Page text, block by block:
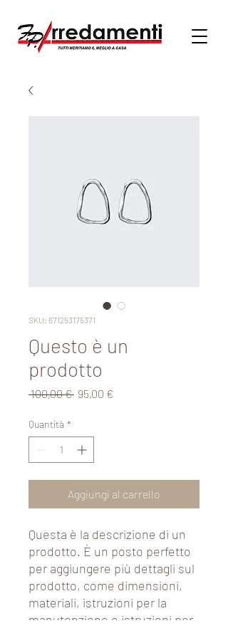
SKU: 671253175371
Questo è un
prodotto
100,00 € Prezzo
95,00 €
Quantità *
Aggiungi al carrello
Questa è la descrizione di un
prodotto. È un posto perfetto
per aggiungere più dettagli sul
prodotto, come dimensioni,
materiali, istruzioni per la
manutenzione e istruzioni per